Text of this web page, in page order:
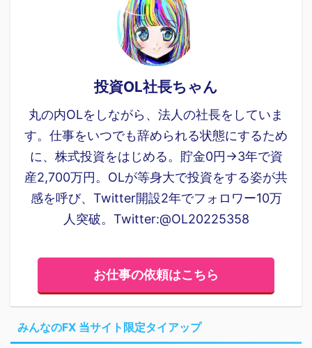
投資OL社長ちゃん
丸の内OLをしながら、法人の社長をしていま
す。仕事をいつでも辞められる状態にするため
に、株式投資をはじめる。貯金0円→3年で資
産2,700万円。OLが等身大で投資をする姿が共
感を呼び、Twitter開設2年でフォロワー10万
人突破。Twitter:@OL20225358
お仕事の依頼はこちら
みんなのFX 当サイト限定タイアップ